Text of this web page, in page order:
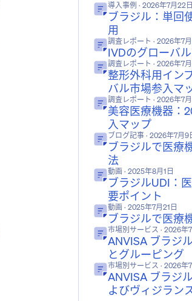
導入事例 · 2026年7月22日
ブラジル：単回
用
調査レポート · 2026年7
IVDのグローバ
調査レポート · 2026年7
整形外科用イン
バル市場参入マ
調査レポート · 2026年7
美容医療機器：
入マップ
ブログ記事 · 2026年7月9
ブラジルで医療
法
動画 · 2025年8月1日
ブラジルUDI：
要ポイント
動画 · 2025年7月21日
ブラジルで医療
市場別サービス · 2026年
ANVISA ブラジ
とグルーピング
市場別サービス · 2026年
ANVISA ブラジ
よびヴィジラン